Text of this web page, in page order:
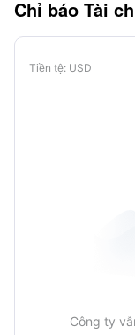
Chỉ báo Tài
Tiền tệ: USD
Công ty